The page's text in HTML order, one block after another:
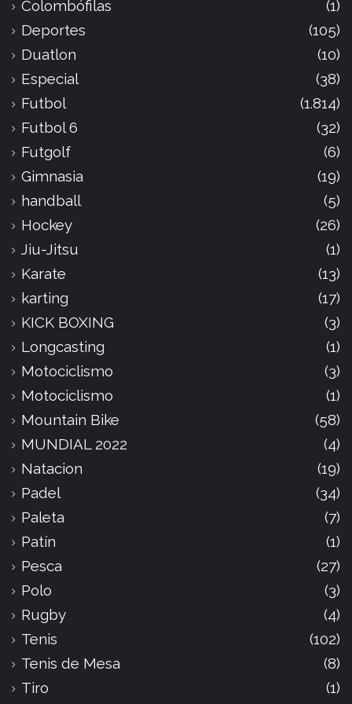
Colombófilas
(1)
Deportes
(105)
Duatlon
(10)
Especial
(38)
Futbol
(1.814)
Futbol 6
(32)
Futgolf
(6)
Gimnasia
(19)
handball
(5)
Hockey
(26)
Jiu-Jitsu
(1)
Karate
(13)
karting
(17)
KICK BOXING
(3)
Longcasting
(1)
Motociclismo
(3)
Motociclismo
(1)
Mountain Bike
(58)
MUNDIAL 2022
(4)
Natacion
(19)
Padel
(34)
Paleta
(7)
Patín
(1)
Pesca
(27)
Polo
(3)
Rugby
(4)
Tenis
(102)
Tenis de Mesa
(8)
Tiro
(1)